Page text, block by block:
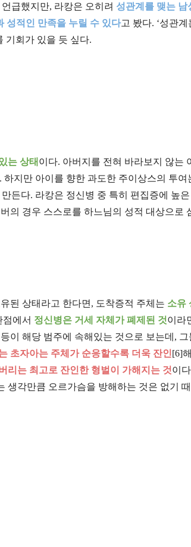
급했지만, 라캉은 오히려 성관계를 맺는 남
성적인 만족을 누릴 수 있다고 봤다. ‘성관계
기회가 있을 듯 싶다.
는 상태 이다. 아버지를 전혀 바라보지 않는
하지만 아이를 향한 과도한 주이상스의 투여
든다. 라캉은 정신병 중 특히 편집증에 높
의 경우 스스로를 하느님의 성적 대상으로
된 상태라고 한다면, 도착증적 주체는 소유
에서 정신병은 거세 자체가 폐제된 것이라
이 해당 범주에 속해있는 것으로 보는데, 그
초자아는 주체가 순응할수록 더욱 잔인[6]
리는 최고로 잔인한 형벌이 가해지는 것이
생각만큼 오르가슴을 방해하는 것은 없기